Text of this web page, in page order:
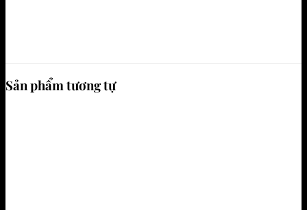
Sản phẩm tương tự